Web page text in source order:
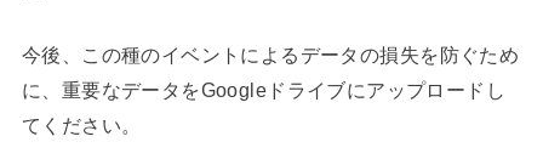
今後、この種のイベントによるデータの損失を防ぐため
に、重要なデータをGoogleドライブにアップロードし
てください。